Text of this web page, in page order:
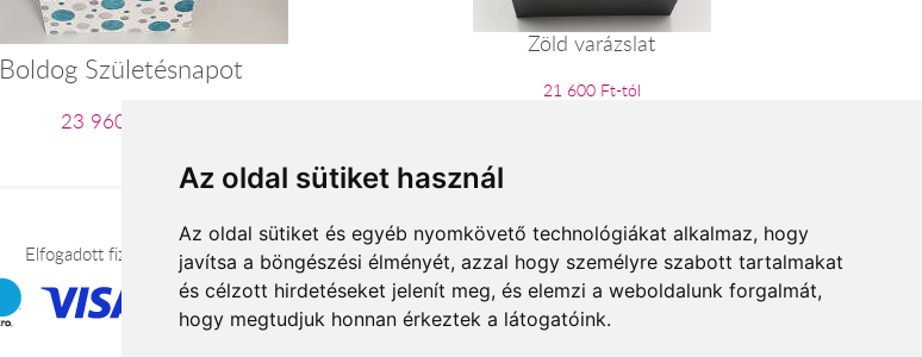
Az oldal sütiket használ
Az oldal sütiket és egyéb nyomkövető technológiákat alkalmaz, hogy
javítsa a böngészési élményét, azzal hogy személyre szabott tartalmakat
és célzott hirdetéseket jelenít meg, és elemzi a weboldalunk forgalmát,
hogy megtudjuk honnan érkeztek a látogatóink.
Boldog Születésnapot
23 960 Ft-tól
Zöld varázslat
21 600 Ft-tól
Elfogadott fizetési módok